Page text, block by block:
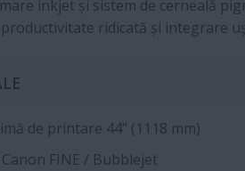
inkjet și sistem de cerneală
ridicată și integrare
de printare 44" (1118 mm)
FINE / Bubblejet